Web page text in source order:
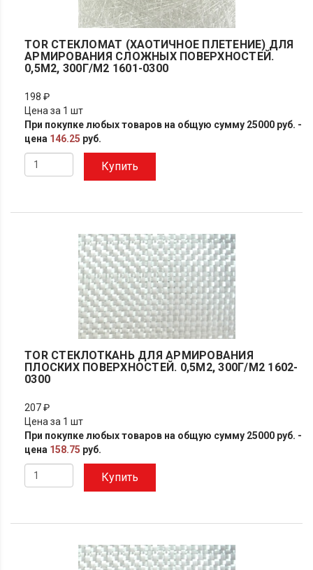
TOR СТЕКЛОМАТ (ХАОТИЧНОЕ ПЛЕТЕНИЕ) ДЛЯ
АРМИРОВАНИЯ СЛОЖНЫХ ПОВЕРХНОСТЕЙ.
0,5М2, 300Г/М2 1601-0300
198 ₽
Цена за 1 шт
При покупке любых товаров на общую сумму 25000 руб. -
цена 146.25 руб.
Купить
TOR СТЕКЛОТКАНЬ ДЛЯ АРМИРОВАНИЯ
ПЛОСКИХ ПОВЕРХНОСТЕЙ. 0,5М2, 300Г/М2 1602-
0300
207 ₽
Цена за 1 шт
При покупке любых товаров на общую сумму 25000 руб. -
цена 158.75 руб.
Купить